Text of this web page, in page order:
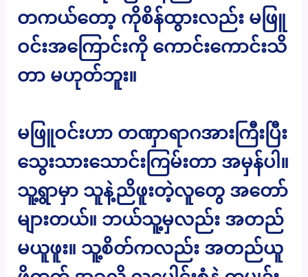
တကယ်တော့ ကိုစိန်ထွားလည်း မဖြူ
ဝင်းအကြောင်းကို ကောင်းကောင်းသိ
တာ မဟုတ်ဘူး။
မဖြူဝင်းဟာ တဏှာရာဂအားကြီးပြီး
သွေးသားသောင်းကြမ်းတာ အမှန်ပါ။
သူ့ရွာမှာ သူနဲ့ညိဖူးတဲ့လူတွေ အတော်
များတယ်။ ဘယ်သူ့မှလည်း အတည်
မယူဖူး။ သူ့စိတ်ကလည်း အတည်ယူ